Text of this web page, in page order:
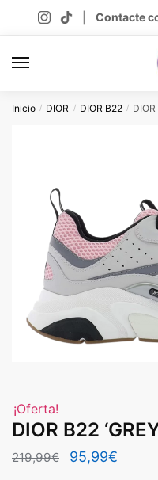
Contacte
Inicio / DIOR / DIOR B22 / DIOR
¡Oferta!
DIOR B22
219,99€
El
95,99€